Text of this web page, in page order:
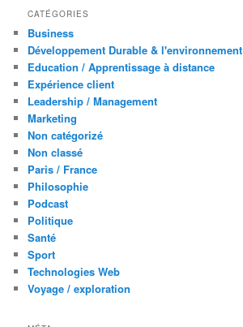
CATÉGORIES
Business
Développement Durable & l'environnement
Education / Apprentissage à distance
Expérience client
Leadership / Management
Marketing
Non catégorizé
Non classé
Paris / France
Philosophie
Podcast
Politique
Santé
Sport
Technologies Web
Voyage / exploration